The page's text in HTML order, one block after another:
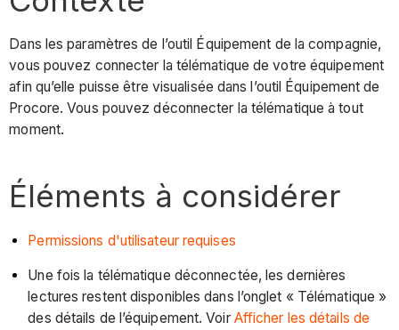
Dans les paramètres de l’outil Équipement de la compagnie,
vous pouvez connecter la télématique de votre équipement
afin qu’elle puisse être visualisée dans l’outil Équipement de
Procore. Vous pouvez déconnecter la télématique à tout
moment.
Éléments à considérer
Permissions d'utilisateur requises
Une fois la télématique déconnectée, les dernières
lectures restent disponibles dans l’onglet « Télématique »
des détails de l’équipement. Voir Afficher les détails de